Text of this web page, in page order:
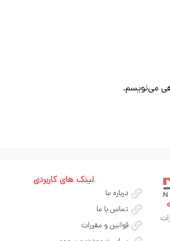
می‌نویسم.
لینک های کاربردی
درباره ما
تماس با ما
قوانین و مقررات